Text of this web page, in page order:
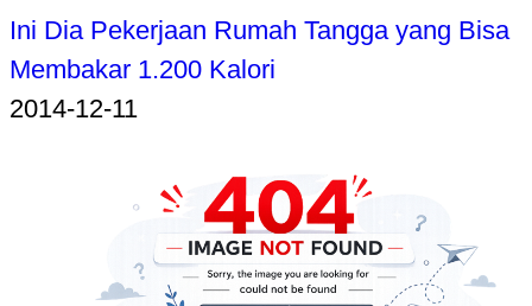
Ini Dia Pekerjaan Rumah Tangga yang Bisa
Membakar 1.200 Kalori
2014-12-11